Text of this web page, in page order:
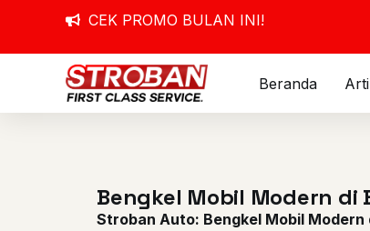
CEK PROMO BULAN INI!
Beranda
Bengkel Mobil Modern di
Stroban Auto: Bengkel Mobil Modern